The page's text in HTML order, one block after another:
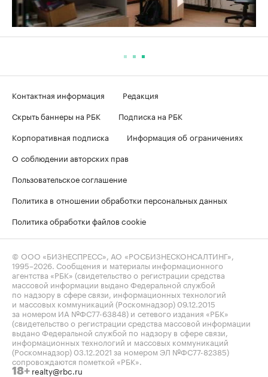
Контактная информация
Редакция
Скрыть баннеры на РБК
Подписка на РБК
Корпоративная подписка
Информация об ограничениях
О соблюдении авторских прав
Пользовательское соглашение
Политика в отношении обработки персональных данных
Политика обработки файлов cookie
© ООО «БИЗНЕСПРЕСС», АО «РОСБИЗНЕСКОНСАЛТИНГ»,
1995–2026. Сообщения и материалы информационного
агентства «РБК» (свидетельство о регистрации средства
массовой информации выдано Федеральной службой
по надзору в сфере связи, информационных технологий
и массовых коммуникаций (Роскомнадзор) 09.12.2015
за номером ИА №ФС77-63848) и сетевого издания «РБК»
(свидетельство о регистрации средства массовой информации
выдано Федеральной службой по надзору в сфере связи,
информационных технологий и массовых коммуникаций
(Роскомнадзор) 03.12.2021 за номером ЭЛ №ФС77-82385)
сопровождаются пометкой «РБК».
18+ realty@rbc.ru